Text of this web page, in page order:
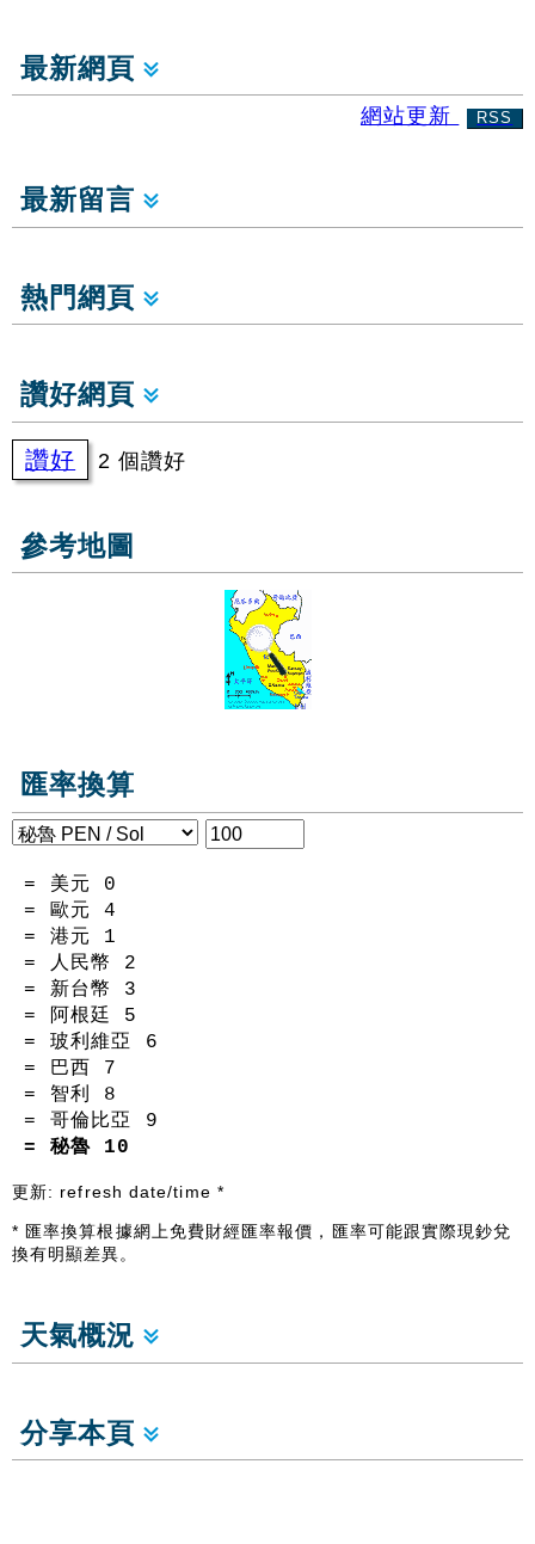
最新網頁
網站更新 RSS
最新留言
熱門網頁
讚好網頁
讚好 2 個讚好
參考地圖
匯率換算
= 美元 0
= 歐元4
= 港元 1
= 人民幣 2
= 新台幣 3
= 阿根廷 5
= 玻利維亞 6
= 巴西 7
= 智利 8
= 哥倫比亞 9
= 秘魯 10
更新: refresh date/time *
* 匯率換算根據網上免費財經匯率報價，匯率可能跟實際現鈔兌
換有明顯差異。
天氣概況
分享本頁